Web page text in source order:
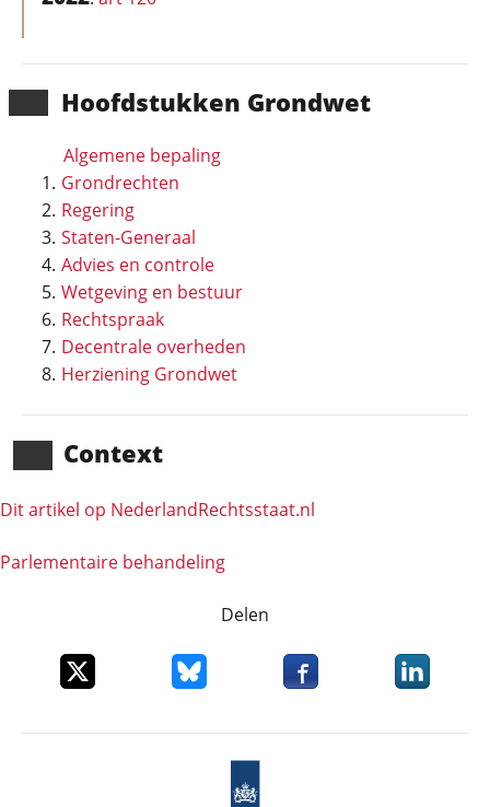
Hoofd­stukken Grondwet
Algemene bepaling
Grondrechten
Regering
Staten-Generaal
Advies en controle
Wetgeving en bestuur
Rechtspraak
Decentrale overheden
Herziening Grondwet
Context
Dit artikel op NederlandRechts­staat.nl
Parlementaire behandeling
Delen
Deel dit item op XDeel dit item op Bluesky
Deel dit item opDeel dit